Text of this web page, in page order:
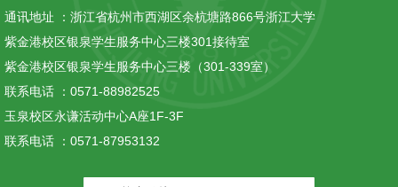
通讯地址 ： 浙江省杭州市西湖区余杭塘路866号浙江大学
紫金港校区银泉学生服务中心三楼301接待室
紫金港校区银泉学生服务中心三楼（301-339室）
联系电话 ： 0571-88982525
玉泉校区永谦活动中心A座1F-3F
联系电话 ： 0571-87953132